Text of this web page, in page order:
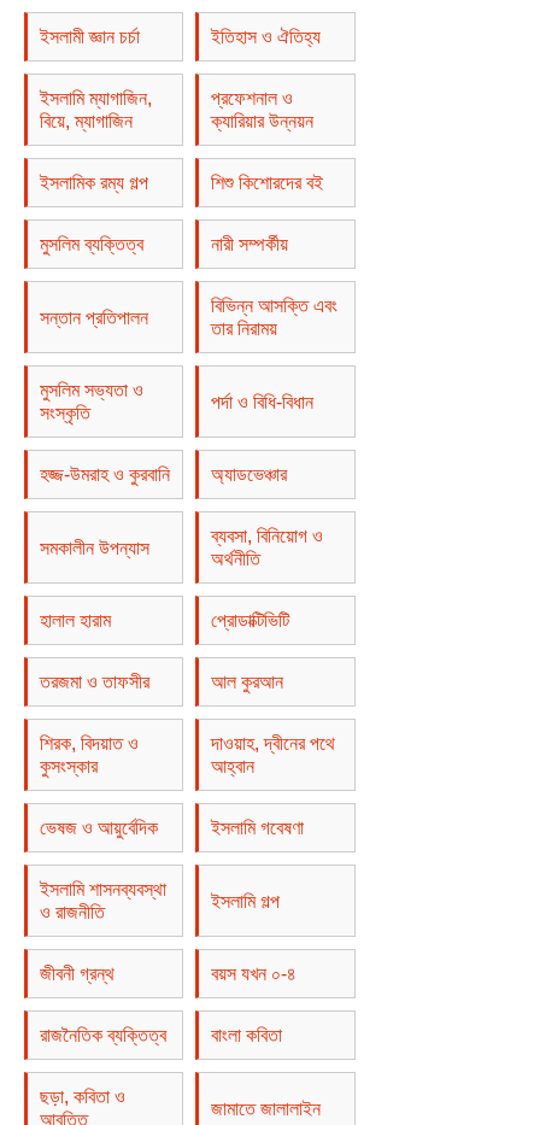
ইসলামী জ্ঞান চর্চা ইতিহাস ও ঐতিহ্য
ইসলামি ম্যাগাজিন,
বিয়ে, ম্যাগাজিন
প্রফেশনাল ও
ক্যারিয়ার উন্নয়ন
ইসলামিক রম্য গল্প শিশু কিশোরদের বই
মুসলিম ব্যক্তিত্ব নারী সম্পর্কীয়
সন্তান প্রতিপালন
বিভিন্ন আসক্তি এবং
তার নিরাময়
মুসলিম সভ্যতা ও
সংস্কৃতি
পর্দা ও বিধি-বিধান
হজ্জ-উমরাহ ও কুরবানি অ্যাডভেঞ্চার
সমকালীন উপন্যাস
ব্যবসা, বিনিয়োগ ও
অর্থনীতি
হালাল হারাম প্রোডাক্টিভিটি
তরজমা ও তাফসীর আল কুরআন
শিরক, বিদয়াত ও
কুসংস্কার
দাওয়াহ, দ্বীনের পথে
আহ্বান
ভেষজ ও আয়ুর্বেদিক ইসলামি গবেষণা
ইসলামি শাসনব্যবস্থা
ও রাজনীতি
ইসলামি গল্প
জীবনী গ্রন্থ বয়স যখন ০-৪
রাজনৈতিক ব্যক্তিত্ব বাংলা কবিতা
ছড়া, কবিতা ও
আবৃত্তি
জামাতে জালালাইন